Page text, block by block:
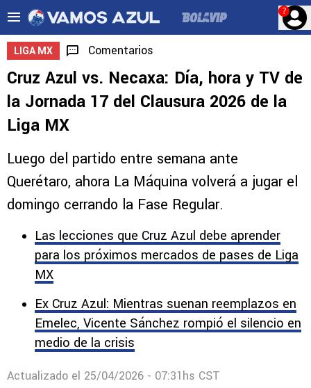
?
LIGA MX Comentarios
Cruz Azul vs. Necaxa: Día, hora y TV de
la Jornada 17 del Clausura 2026 de la
Liga MX
Luego del partido entre semana ante
Querétaro, ahora La Máquina volverá a jugar el
domingo cerrando la Fase Regular.
Las lecciones que Cruz Azul debe aprender
para los próximos mercados de pases de Liga
MX
Ex Cruz Azul: Mientras suenan reemplazos en
Emelec, Vicente Sánchez rompió el silencio en
medio de la crisis
Actualizado el 25/04/2026 - 07:31hs CST